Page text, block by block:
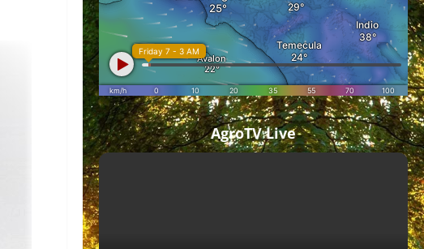
AgroTV Live